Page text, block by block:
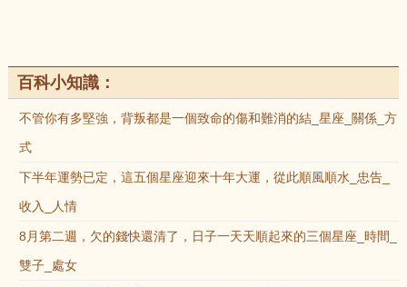
百科小知識：
不管你有多堅強，背叛都是一個致命的傷和難消的結_星座_關係_方
式
下半年運勢已定，這五個星座迎來十年大運，從此順風順水_忠告_
收入_人情
8月第二週，欠的錢快還清了，日子一天天順起來的三個星座_時間_
雙子_處女